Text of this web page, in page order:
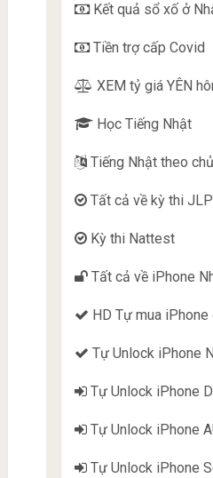
Kết quả sổ xố ở
Tiền trợ cấp Covid
XEM tỷ giá YÊN
Học Tiếng Nhật
Tiếng Nhật theo
Tất cả về kỳ thi
Kỳ thi Nattest
Tất cả về iPhone
HD Tự mua
Tự Unlock iPhone
Tự Unlock iPhone
Tự Unlock iPhone
Tự Unlock iPhone